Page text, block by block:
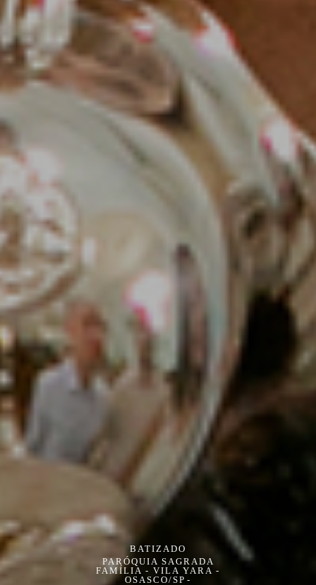
BATIZADO
PARÓQUIA SAGRADA
FAMÍLIA - VILA YARA -
OSASCO/SP